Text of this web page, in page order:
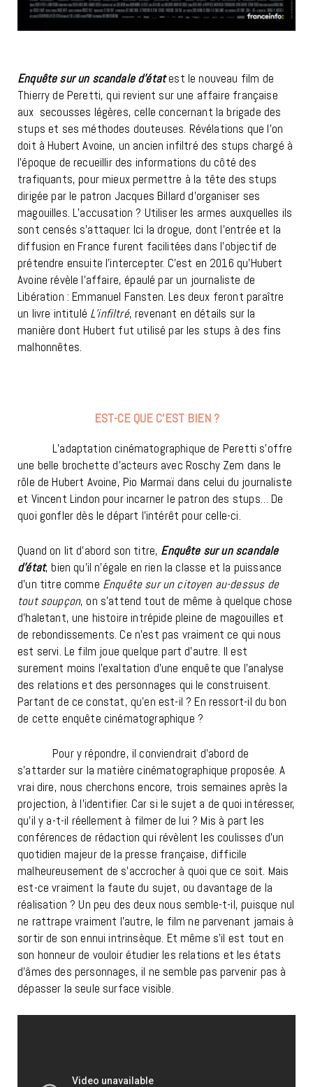
Enquête sur un scandale d’étatest le nouveau film de
Thierry de Peretti, qui revient sur une affaire française
aux secousses légères, celle concernant la brigade des
stups et ses méthodes douteuses. Révélations que l’on
doit à Hubert Avoine, un ancien infiltré des stups chargé à
l’époque de recueillir des informations du côté des
trafiquants, pour mieux permettre à la tête des stups
dirigée par le patron Jacques Billard d’organiser ses
magouilles. L’accusation ? Utiliser les armes auxquelles ils
sont censés s’attaquer. Ici la drogue, dont l’entrée et la
diffusion en France furent facilitées dans l’objectif de
prétendre ensuite l’intercepter. C’est en 2016 qu’Hubert
Avoine révèle l’affaire, épaulé par un journaliste de
Libération : Emmanuel Fansten. Les deux feront paraître
un livre intitulé L’infiltré, revenant en détails sur la
manière dont Hubert fut utilisé par les stups à des fins
malhonnêtes.
EST-CE QUE C’EST BIEN ?
L’adaptation cinématographique de Peretti s’offre
une belle brochette d’acteurs avec Roschy Zem dans le
rôle de Hubert Avoine, Pio Marmaï dans celui du journaliste
et Vincent Lindon pour incarner le patron des stups… De
quoi gonfler dès le départ l’intérêt pour celle-ci.
Quand on lit d’abord son titre, Enquête sur un scandale
d’état, bien qu’il n’égale en rien la classe et la puissance
d’un titre comme Enquête sur un citoyen au-dessus de
tout soupçon, on s’attend tout de même à quelque chose
d’haletant, une histoire intrépide pleine de magouilles et
de rebondissements. Ce n’est pas vraiment ce qui nous
est servi. Le film joue quelque part d’autre. Il est
surement moins l’exaltation d’une enquête que l’analyse
des relations et des personnages qui le construisent.
Partant de ce constat, qu’en est-il ? En ressort-il du bon
de cette enquête cinématographique ?
Pour y répondre, il conviendrait d’abord de
s’attarder sur la matière cinématographique proposée. A
vrai dire, nous cherchons encore, trois semaines après la
projection, à l’identifier. Car si le sujet a de quoi intéresser,
qu’il y a-t-il réellement à filmer de lui ? Mis à part les
conférences de rédaction qui révèlent les coulisses d’un
quotidien majeur de la presse française, difficile
malheureusement de s’accrocher à quoi que ce soit. Mais
est-ce vraiment la faute du sujet, ou davantage de la
réalisation ? Un peu des deux nous semble-t-il, puisque nul
ne rattrape vraiment l’autre, le film ne parvenant jamais à
sortir de son ennui intrinsèque. Et même s’il est tout en
son honneur de vouloir étudier les relations et les états
d’âmes des personnages, il ne semble pas parvenir pas à
dépasser la seule surface visible.